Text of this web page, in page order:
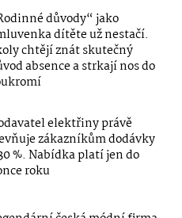
důvody“ jako
dítěte už nestačí.
chtějí znát skutečný
absence a strkají nos do
elektřiny právě
zákazníkům dodávky
%. Nabídka platí jen do
roku